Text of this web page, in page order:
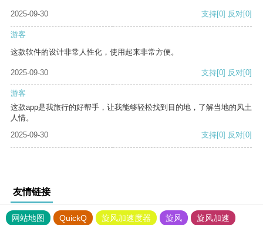
2025-09-30 支持[0] 反对[0]
游客
这款软件的设计非常人性化，使用起来非常方便。
2025-09-30 支持[0] 反对[0]
游客
这款app是我旅行的好帮手，让我能够轻松找到目的地，了解当地的风土
人情。
2025-09-30
支持[0] 反对[0]
友情链接
网站地图 QuickQ 旋风加速度器 旋风 旋风加速